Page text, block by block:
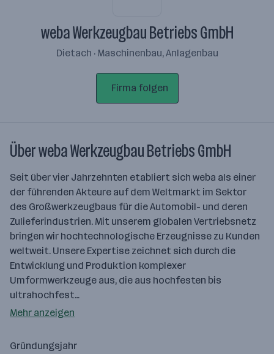
weba Werkzeugbau Betriebs GmbH
Dietach · Maschinenbau, Anlagenbau
Firma folgen
Über weba Werkzeugbau Betriebs GmbH
Seit über vier Jahrzehnten etabliert sich weba als einer
der führenden Akteure auf dem Weltmarkt im Sektor
des Großwerkzeugbaus für die Automobil- und deren
Zulieferindustrien. Mit unserem globalen Vertriebsnetz
bringen wir hochtechnologische Erzeugnisse zu Kunden
weltweit. Unsere Expertise zeichnet sich durch die
Entwicklung und Produktion komplexer
Umformwerkzeuge aus, die aus hochfesten bis
ultrahochfest…
Mehr anzeigen
Gründungsjahr